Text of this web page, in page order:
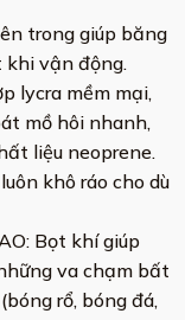
trong giúp băng
khi vận động.
lycra mềm mại,
mồ hôi nhanh,
liệu neoprene.
khô ráo cho dù
Bọt khí giúp
va chạm bất
rổ, bóng đá,